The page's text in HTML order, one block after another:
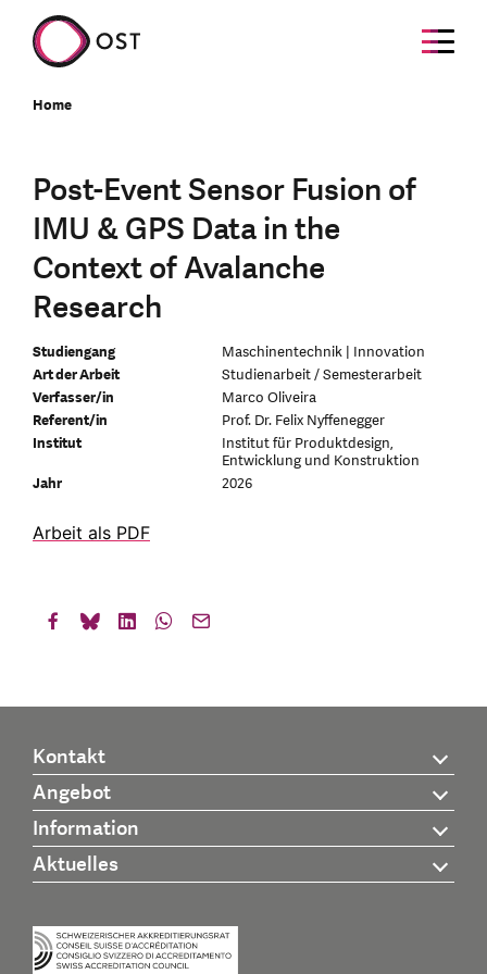
Home
Post-Event Sensor Fusion of
IMU & GPS Data in the
Context of Avalanche
Research
Studiengang
Maschinentechnik | Innovation
Art der Arbeit
Studienarbeit / Semesterarbeit
Verfasser/in
Marco Oliveira
Referent/in
Prof. Dr. Felix Nyffenegger
Institut
Institut für Produktdesign,
Entwicklung und Konstruktion
Jahr
2026
Arbeit als PDF
Kontakt
Angebot
Information
Aktuelles